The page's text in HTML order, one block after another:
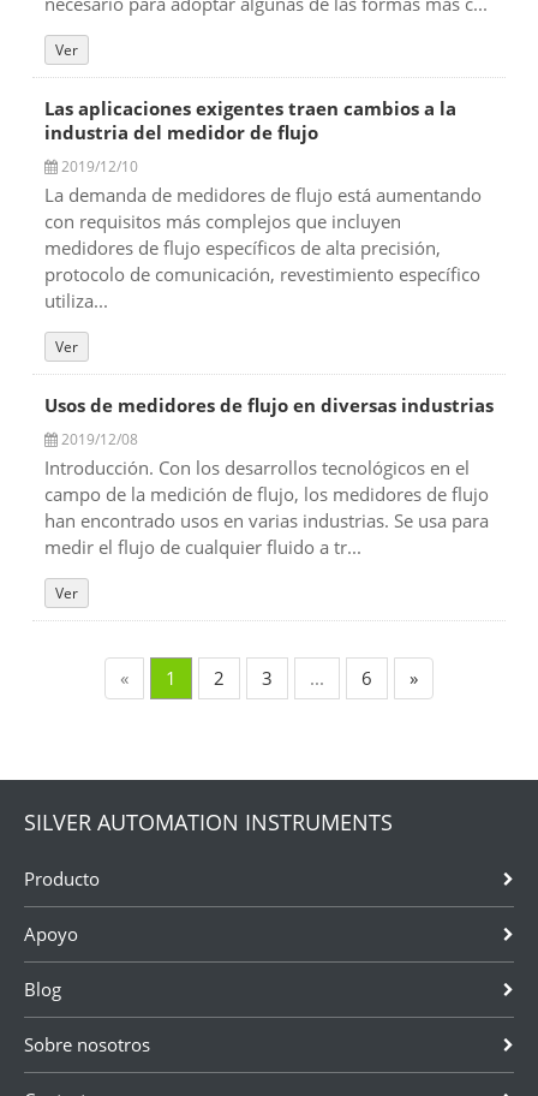
Ver
Las aplicaciones exigentes traen cambios a la
industria del medidor de flujo
2019/12/10
La demanda de medidores de flujo está aumentando
con requisitos más complejos que incluyen
medidores de flujo específicos de alta precisión,
protocolo de comunicación, revestimiento específico
utiliza...
Ver
Usos de medidores de flujo en diversas industrias
2019/12/08
Introducción. Con los desarrollos tecnológicos en el
campo de la medición de flujo, los medidores de flujo
han encontrado usos en varias industrias. Se usa para
medir el flujo de cualquier fluido a tr...
Ver
« 1 2 3 ... 6 »
SILVER AUTOMATION INSTRUMENTS
Producto
Apoyo
Blog
Sobre nosotros